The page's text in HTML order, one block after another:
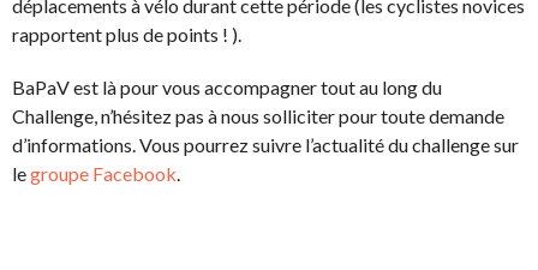
déplacements à vélo durant cette période (les cyclistes novices
rapportent plus de points ! ).
BaPaV est là pour vous accompagner tout au long du
Challenge, n’hésitez pas à nous solliciter pour toute demande
d’informations. Vous pourrez suivre l’actualité du challenge sur
legroupe Facebook